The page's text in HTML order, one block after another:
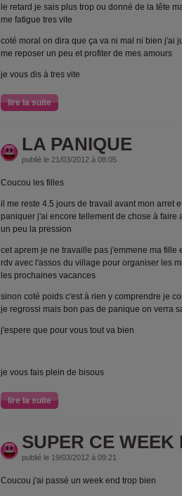
le retard je sais plus trop ou donné de la tête
me fatigue tres vite
coté moral on dira que ça va ni mal ni bien j'ai
me reposer un peu et profiter de mes amours
je vous dis à tres vite
lire la suite
LA PANIQUE
publié le 21/03/2012 à 08:05
Coucou les filles
il me reste 4.5 jours de travail avant mon arret
paniquer j'ai encore tellement de chose à faire
un peu la pression
cet aprem je ne travaille pas j'emmene ma fille
rdv avec l'assos du village pour organiser les
les prochaines vacances
sinon coté poids c'est à rien y comprendre je
je regrossi mais bon pas de panique on verra
j'espere que pour vous tout va bien
je vous fais plein de bisous
lire la suite
SUPER CE WEEK
publié le 19/03/2012 à 09:21
Coucou j'ai passé un week end trop bien